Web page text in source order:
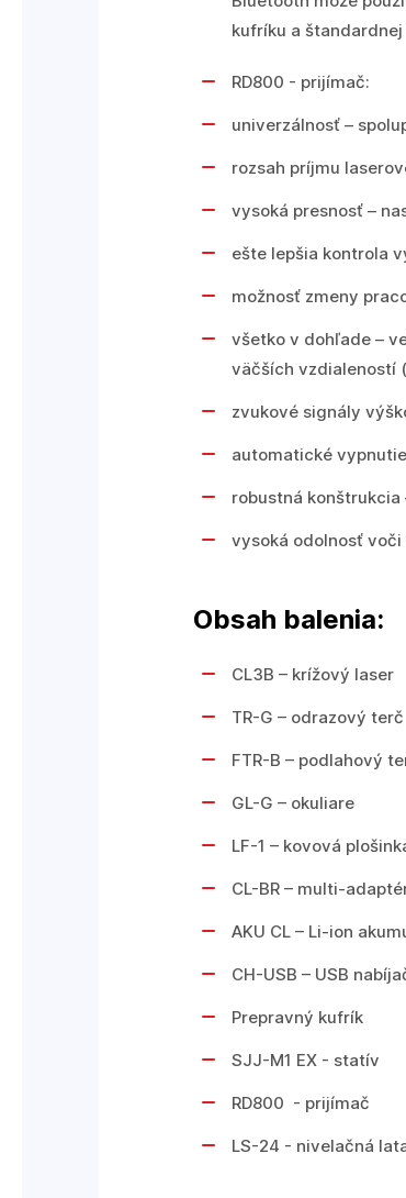
kufríku a
RD800 - prijímač:
univerzálnosť –
rozsah príjmu
vysoká presnosť –
ešte lepšia kontrola
možnosť zmeny
všetko v dohľade –
väčších vzdialeností
zvukové signály
automatické vypnutie
robustná konštrukcia
vysoká odolnosť voči
Obsah balenia:
CL3B – krížový laser
TR-G – odrazový terč
FTR-B – podlahový
GL-G – okuliare
LF-1 – kovová
CL-BR – multi-
AKU CL – Li-ion
CH-USB – USB
Prepravný kufrík
SJJ-M1 EX - statív
RD800 - prijímač
LS-24 - nivelačná